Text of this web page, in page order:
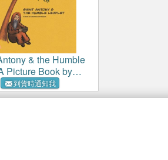
& the Humble
Picture Book by
Orthodox
到貨時通知我